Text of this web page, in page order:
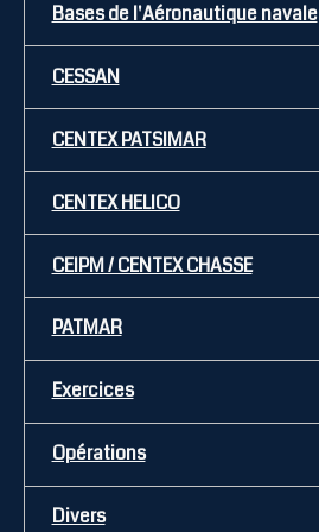
Bases de l'Aéronautique navale
CESSAN
CENTEX PATSIMAR
CENTEX HELICO
CEIPM / CENTEX CHASSE
PATMAR
Exercices
Opérations
Divers